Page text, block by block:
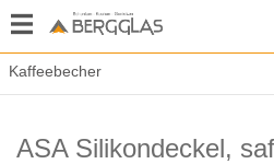
Kaffeebecher
ASA Silikondeckel,